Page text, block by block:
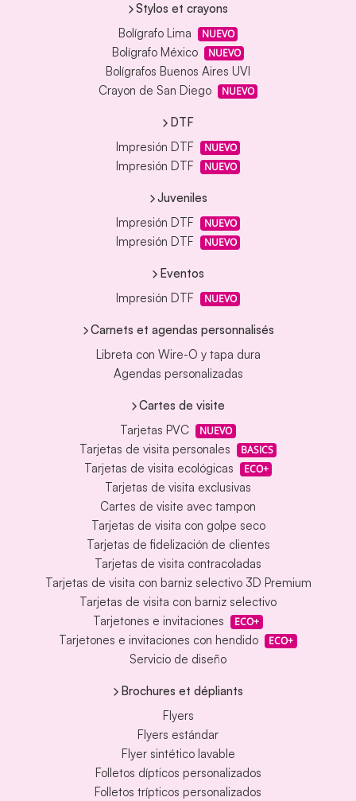
Stylos et crayons
Bolígrafo Lima
NUEVO
Bolígrafo México NUEVO
Bolígrafos Buenos Aires UVI
Crayon de San Diego
NUEVO
DTF
Impresión DTF
NUEVO
Impresión DTF NUEVO
Juveniles
Impresión DTF
NUEVO
Impresión DTF NUEVO
Eventos
Impresión DTF
NUEVO
Carnets et agendas personnalisés
Libreta con Wire-O y tapa dura
Agendas personalizadas
Cartes de visite
Tarjetas PVC
NUEVO
Tarjetas de visita personales BASICS
Tarjetas de visita ecológicas ECO+
Tarjetas de visita exclusivas
Cartes de visite avec tampon
Tarjetas de visita con golpe seco
Tarjetas de fidelización de clientes
Tarjetas de visita contracoladas
Tarjetas de visita con barniz selectivo 3D Premium
Tarjetas de visita con barniz selectivo
Tarjetones e invitaciones
ECO+
Tarjetones e invitaciones con hendido ECO+
Servicio de diseño
Brochures et dépliants
Flyers
Flyers estándar
Flyer sintético lavable
Folletos dípticos personalizados
Folletos trípticos personalizados